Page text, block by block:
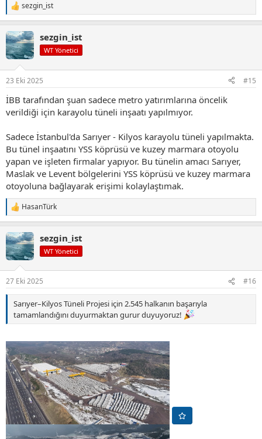
T
e
k
i
l
:
sezgin_ist
sezgin_ist
WT Yönetici
23 Eki 2025 #15
İBB tarafından şuan sadece metro yatırımlarına öncelik
verildiği için karayolu tüneli inşaatı yapılmıyor.
Sadece İstanbul'da Sarıyer - Kilyos karayolu tüneli yapılmakta.
Bu tünel inşaatını YSS köprüsü ve kuzey marmara otoyolu
yapan ve işleten firmalar yapıyor. Bu tünelin amacı Sarıyer,
Maslak ve Levent bölgelerini YSS köprüsü ve kuzey marmara
otoyoluna bağlayarak erişimi kolaylaştımak.
T
e
k
i
l
:
HasanTürk
sezgin_ist
WT Yönetici
27 Eki 2025 #16
Sarıyer–Kilyos Tüneli Projesi için 2.545 halkanın başarıyla
tamamlandığını duyurmaktan gurur duyuyoruz!